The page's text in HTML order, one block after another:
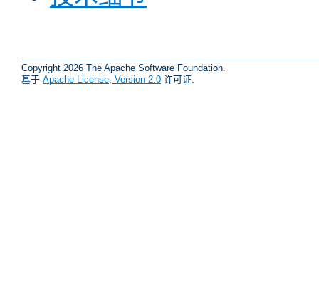
Copyright 2026 The Apache Software Foundation.
基于 Apache License, Version 2.0 许可证.